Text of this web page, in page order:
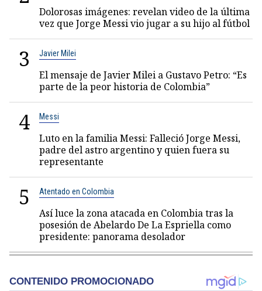
Dolorosas imágenes: revelan video de la última
vez que Jorge Messi vio jugar a su hijo al fútbol
3 Javier Milei
El mensaje de Javier Milei a Gustavo Petro: “Es
parte de la peor historia de Colombia”
4 Messi
Luto en la familia Messi: Falleció Jorge Messi,
padre del astro argentino y quien fuera su
representante
5 Atentado en Colombia
Así luce la zona atacada en Colombia tras la
posesión de Abelardo De La Espriella como
presidente: panorama desolador